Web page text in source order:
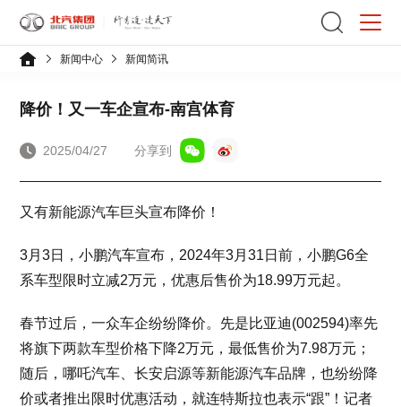
新闻中心 新闻简讯
降价！又一车企宣布-南宫体育
2025/04/27 分享到
又有新能源汽车巨头宣布降价！
3月3日，小鹏汽车宣布，2024年3月31日前，小鹏G6全
系车型限时立减2万元，优惠后售价为18.99万元起。
春节过后，一众车企纷纷降价。先是比亚迪(002594)率先
将旗下两款车型价格下降2万元，最低售价为7.98万元；
随后，哪吒汽车、长安启源等新能源汽车品牌，也纷纷降
价或者推出限时优惠活动，就连特斯拉也表示“跟”！记者